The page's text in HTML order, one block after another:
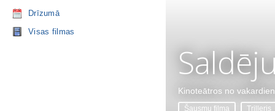
Drīzumā
Visas filmas
Kinoteātros no
Šausmu filma Trilleris